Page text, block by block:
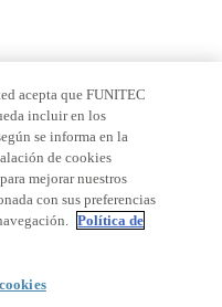
URL |
acepta que FUNITEC
incluir en los
se informa en la
de cookies
mejorar nuestros
con sus preferencias
Política de